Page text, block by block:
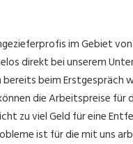
im Gebiet
direkt bei unserem
beim Erstgespräch
die Arbeitspreise für
zu viel Geld für eine
ist für die mit uns